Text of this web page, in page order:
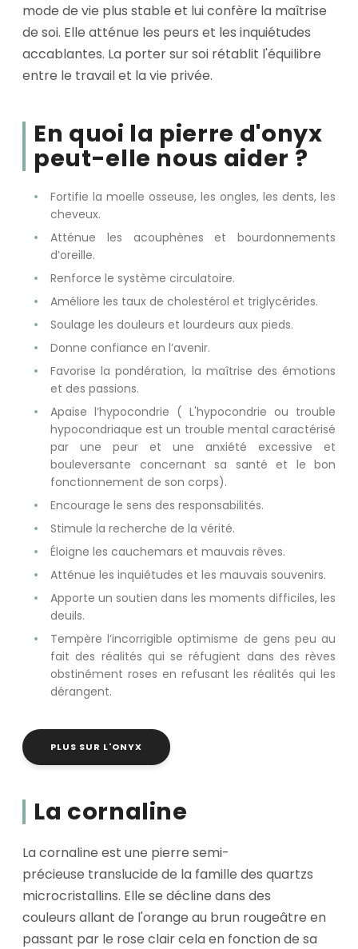
mode de vie plus stable et lui confère la maîtrise
de soi. Elle atténue les peurs et les inquiétudes
accablantes. La porter sur soi rétablit l'équilibre
entre le travail et la vie privée.
En quoi la pierre d'onyx
peut-elle nous aider ?
Fortifie la moelle osseuse, les ongles, les dents, les
cheveux.
Atténue les acouphènes et bourdonnements
d’oreille.
Renforce le système circulatoire.
Améliore les taux de cholestérol et triglycérides.
Soulage les douleurs et lourdeurs aux pieds.
Donne confiance en l’avenir.
Favorise la pondération, la maîtrise des émotions
et des passions.
Apaise l’hypocondrie ( L'hypocondrie ou trouble
hypocondriaque est un trouble mental caractérisé
par une peur et une anxiété excessive et
bouleversante concernant sa santé et le bon
fonctionnement de son corps).
Encourage le sens des responsabilités.
Stimule la recherche de la vérité.
Éloigne les cauchemars et mauvais rêves.
Atténue les inquiétudes et les mauvais souvenirs.
Apporte un soutien dans les moments difficiles, les
deuils.
Tempère l’incorrigible optimisme de gens peu au
fait des réalités qui se réfugient dans des rèves
obstinément roses en refusant les réalités qui les
dérangent.
PLUS SUR L'ONYX
La cornaline
La cornaline est une pierre semi-
précieuse translucide de la famille des quartzs
microcristallins. Elle se décline dans des
couleurs allant de l'orange au brun rougeâtre en
passant par le rose clair cela en fonction de sa